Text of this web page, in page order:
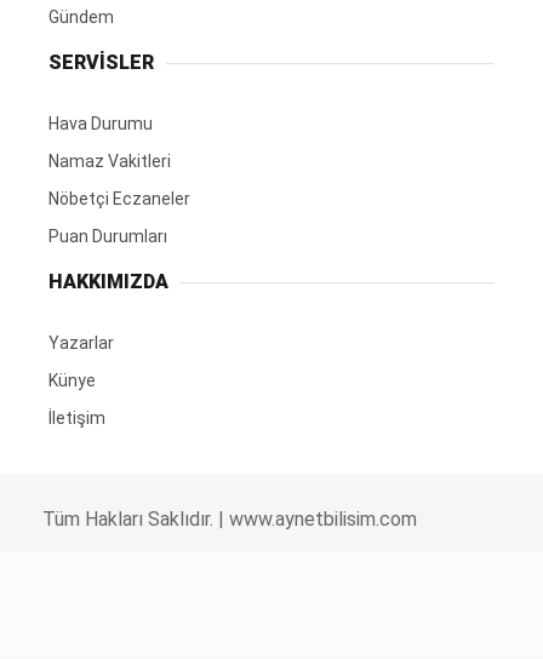
Gündem
SERVİSLER
Hava Durumu
Namaz Vakitleri
Nöbetçi Eczaneler
Puan Durumları
HAKKIMIZDA
Yazarlar
Künye
İletişim
Tüm Hakları Saklıdır. | www.aynetbilisim.com